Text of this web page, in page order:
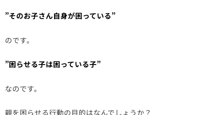
”そのお子さん自身が困っている”
のです。
”困らせる子は困っている子”
なのです。
親を困らせる行動の目的はなんでしょうか？